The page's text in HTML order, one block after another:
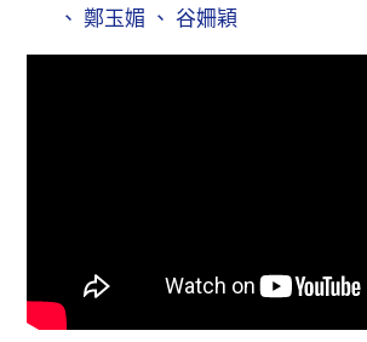
、 鄭玉媚 、 谷姍穎